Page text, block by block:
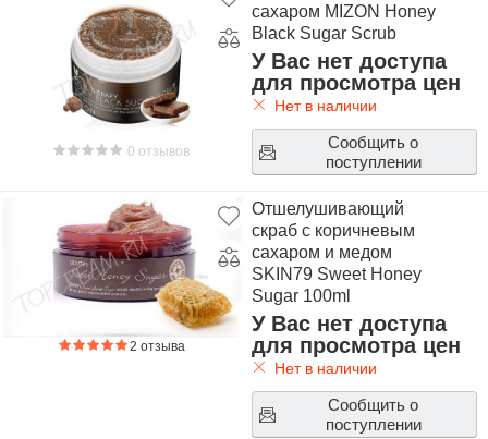
0 отзывов
сахаром MIZON Honey
Black Sugar Scrub
У Вас нет доступа
для просмотра цен
Нет в наличии
Сообщить о
поступлении
2 отзыва
Отшелушивающий
скраб с коричневым
сахаром и медом
SKIN79 Sweet Honey
Sugar 100ml
У Вас нет доступа
для просмотра цен
Нет в наличии
Сообщить о
поступлении